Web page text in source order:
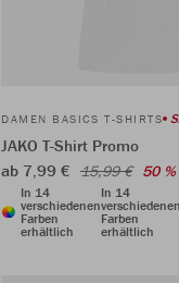
DAMEN BASICS T-SHIRTS
JAKO T-Shirt Promo
ab 7,99 € 15,99 € 50 %
In 14
verschiedenen
Farben
erhältlich
In 14
Farben
erhältlich